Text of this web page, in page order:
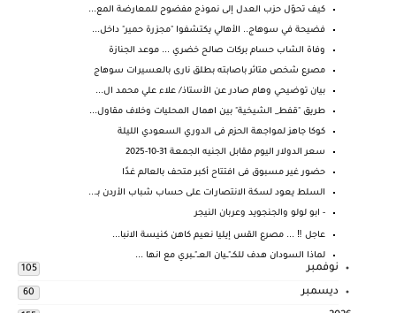
كيف تحوّل حزب العدل إلى نموذج مفضوح للمعارضة المع...
فضيحة في سوهاج.. الأهالي يكتشفوا "مجزرة حمير" داخل...
وفاة الشاب حسام بركات صالح خضري ... موعد الجنازة
مصرع شخص متاثر باصابته بطلق نارى بالعسيرات سوهاج
بيان توضيحي وهام صادر عن الأستاذ/ علاء علي محمد ال...
طريق "قفط_ الشيخية" بين اهمال المحليات وخلاف مقاول...
كوكا جاهز لمواجهة الحزم فى الدوري السعودي الليلة
سعر الدولار اليوم مقابل الجنيه الجمعة 31-10-2025
حضور غير مسبوق فى افتتاح أكبر متحف بالعالم غدًا
السلط يعود لسكة الانتصارات على حساب شباب الأردن بـ...
- ابو لولو والجنجويد وعربان النيجر
عاجل ‼️ ... مصرع القس إيليا نعيم كاهن كنيسة الانبا...
لماذا السودان هدف للكــ"ــيان العــ"ــبري مع انها ...
نوفمبر 105
ديسمبر 60